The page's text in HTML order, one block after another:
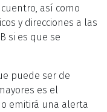
así como
y direcciones a las
si es que se
puede ser de
es el
emitirá una alerta